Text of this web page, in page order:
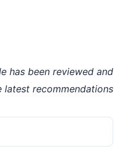
has been reviewed
latest